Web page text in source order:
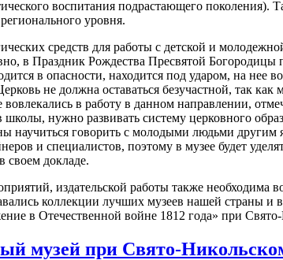
воспитания подрастающего поколения).
уровня.
средств для работы с детской и
в Праздник Рождества Пресвятой
в опасности, находится под ударом, на нее
не должна оставаться безучастной, так
в работу в данном направлении,
нужно развивать систему церковного
говорить с молодыми людьми другим
и специалистов, поэтому в музее будет
своем докладе.
издательской работы также
коллекции лучших музеев нашей страны
в Отечественной войне 1812 года» при
музей при Свято-